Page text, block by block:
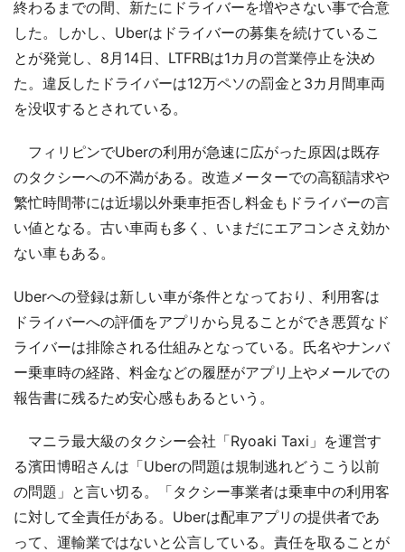
終わるまでの間、新たにドライバーを増やさない事で合意
した。しかし、Uberはドライバーの募集を続けているこ
とが発覚し、8月14日、LTFRBは1カ月の営業停止を決め
た。違反したドライバーは12万ペソの罰金と3カ月間車両
を没収するとされている。
フィリピンでUberの利用が急速に広がった原因は既存
のタクシーへの不満がある。改造メーターでの高額請求や
繁忙時間帯には近場以外乗車拒否し料金もドライバーの言
い値となる。古い車両も多く、いまだにエアコンさえ効か
ない車もある。
Uberへの登録は新しい車が条件となっており、利用客は
ドライバーへの評価をアプリから見ることができ悪質なド
ライバーは排除される仕組みとなっている。氏名やナンバ
ー乗車時の経路、料金などの履歴がアプリ上やメールでの
報告書に残るため安心感もあるという。
マニラ最大級のタクシー会社「Ryoaki Taxi」を運営す
る濱田博昭さんは「Uberの問題は規制逃れどうこう以前
の問題」と言い切る。「タクシー事業者は乗車中の利用客
に対して全責任がある。Uberは配車アプリの提供者であ
って、運輸業ではないと公言している。責任を取ることが